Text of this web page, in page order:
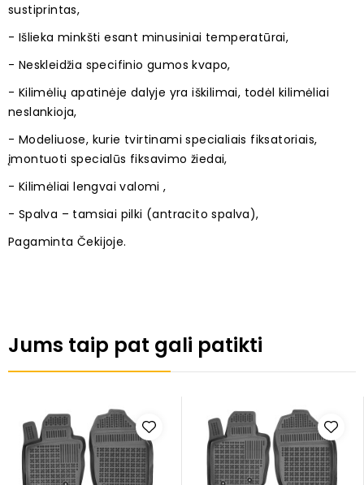
sustiprintas,
- Išlieka minkšti esant minusiniai temperatūrai,
- Neskleidžia specifinio gumos kvapo,
- Kilimėlių apatinėje dalyje yra iškilimai, todėl kilimėliai
neslankioja,
- Modeliuose, kurie tvirtinami specialiais fiksatoriais,
įmontuoti specialūs fiksavimo žiedai,
- Kilimėliai lengvai valomi ,
- Spalva – tamsiai pilki (antracito spalva),
Pagaminta Čekijoje.
Jums taip pat gali patikti